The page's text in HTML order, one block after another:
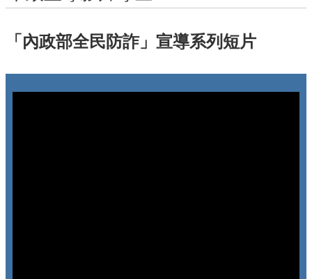
「內政部全民防詐」宣導系列短片